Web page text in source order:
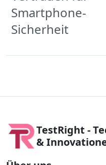
Smartphone-
Sicherheit
TestRight -
&